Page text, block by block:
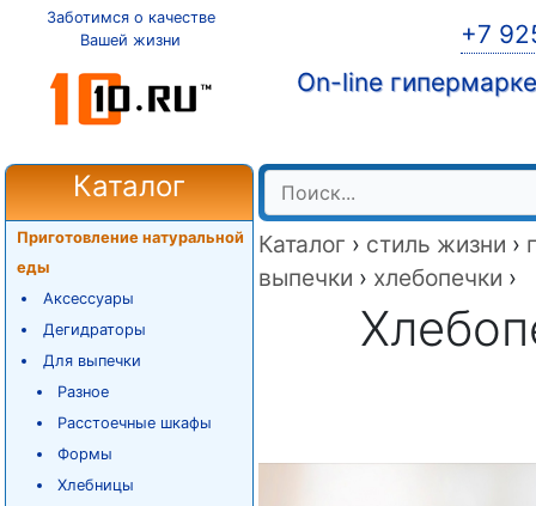
Заботимся о качестве
Вашей жизни
+7
On-line
Каталог
Приготовление натуральной
еды
Аксессуары
Дегидраторы
Для выпечки
Разное
Расстоечные шкафы
Формы
Хлебницы
Каталог › стиль жизни ›
выпечки › хлебопечки ›